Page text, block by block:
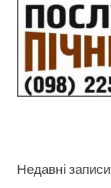
Недавні записи